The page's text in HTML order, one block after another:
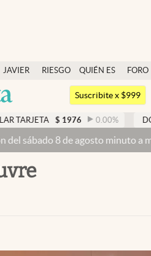
JAVIER
RIESGO
QUIÉN ES
QUIÉN
FORO
Argentina
México
Suscribite x $999
$ 1976 0.00% DÓLAR
8 de agosto minuto a minuto